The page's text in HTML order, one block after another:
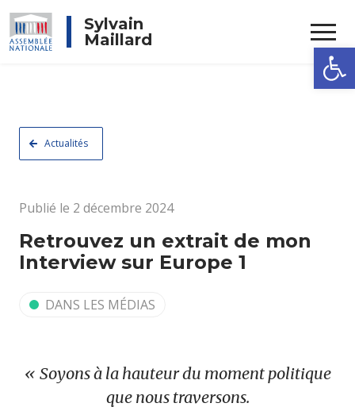
Ouvrir
Sylvain
Maillard
Actualités
Publié le 2 décembre 2024
Retrouvez un extrait de mon
Interview sur Europe 1
DANS LES MÉDIAS
Soyons à la hauteur du moment politique
que nous traversons.